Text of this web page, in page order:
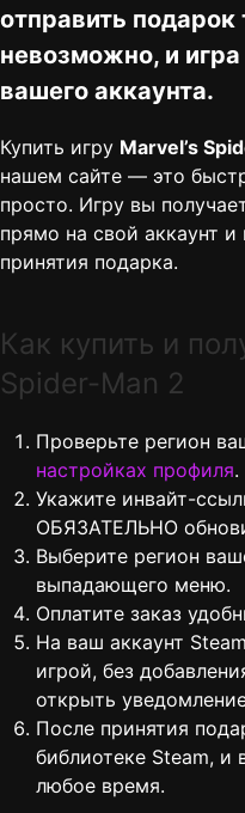
отправить подарок
невозможно, и
вашего аккаунта.
Купить игру Marvel’s
нашем сайте — это
просто. Игру вы
прямо на свой аккаунт
принятия подарка.
Как купить и
Spider-Man 2
Проверьте регион
настройках профиля.
Укажите инвайт-
ОБЯЗАТЕЛЬНО
Выберите регион
выпадающего меню.
Оплатите заказ
На ваш аккаунт
игрой, без
открыть
После принятия
библиотеке Steam, и
любое время.